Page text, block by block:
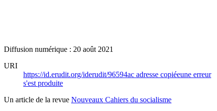
Diffusion numérique : 20 août 2021
URI
https://id.erudit.org/iderudit/96594ac adresse copiéeune erreur
s'est produite
Un article de la revue Nouveaux Cahiers du socialisme